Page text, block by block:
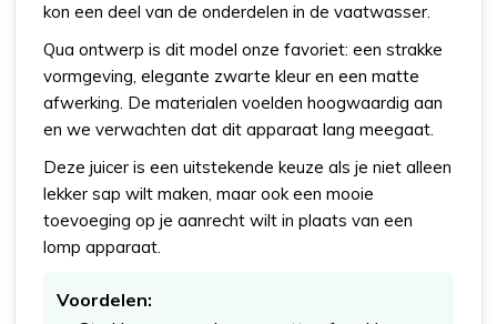
kon een deel van de onderdelen in de vaatwasser.
Qua ontwerp is dit model onze favoriet: een strakke
vormgeving, elegante zwarte kleur en een matte
afwerking. De materialen voelden hoogwaardig aan
en we verwachten dat dit apparaat lang meegaat.
Deze juicer is een uitstekende keuze als je niet alleen
lekker sap wilt maken, maar ook een mooie
toevoeging op je aanrecht wilt in plaats van een
lomp apparaat.
Voordelen: